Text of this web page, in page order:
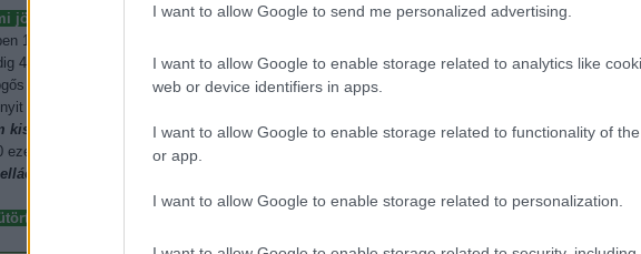
I want to allow Google to send me personalized advertising.
I want to allow Google to enable storage related to analytics like
web or device identifiers in apps.
I want to allow Google to enable storage related to functionality of
or app.
I want to allow Google to enable storage related to personalization.
jön
150 ezren költöttek, ennek egyharmada Bridget Jones érdeme, a három premier
43,4%-ot tesz ki belőle. AzIdegpályatúltejesítése csak némileg vigasz a másik két
kezdésére, és bár a következő hétvége megint izgalmas opciókat kínál, még mindig
is bír elviselni a hazai piac. Eddig nem keletkezett ebből igazán látványos nehézség, a
kisasszony különleges gyermekeiés aMélytengeri pokolígy kéz a kézben célozhatja
ezer néző feletti vidéket. Mellékesen még a
Farkaséknál
vasárnap)